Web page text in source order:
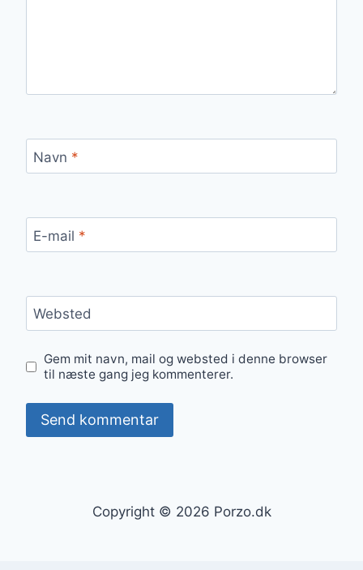
Navn *
E-mail *
Websted
Gem mit navn, mail og websted i denne browser
til næste gang jeg kommenterer.
Copyright © 2026 Porzo.dk